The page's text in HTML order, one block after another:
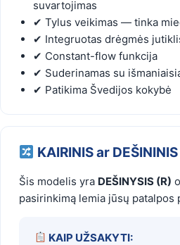
suvartojimas
✔ Tylus veikimas — tinka
✔ Integruotas drėgmės
✔ Constant-flow funkcija
✔ Suderinamas su
✔ Patikima Švedijos kokybė
KAIRINIS ar
Šis modelis yra DEŠINYSIS (R)
pasirinkimą lemia jūsų patalpos
KAIP UŽSAKYTI: